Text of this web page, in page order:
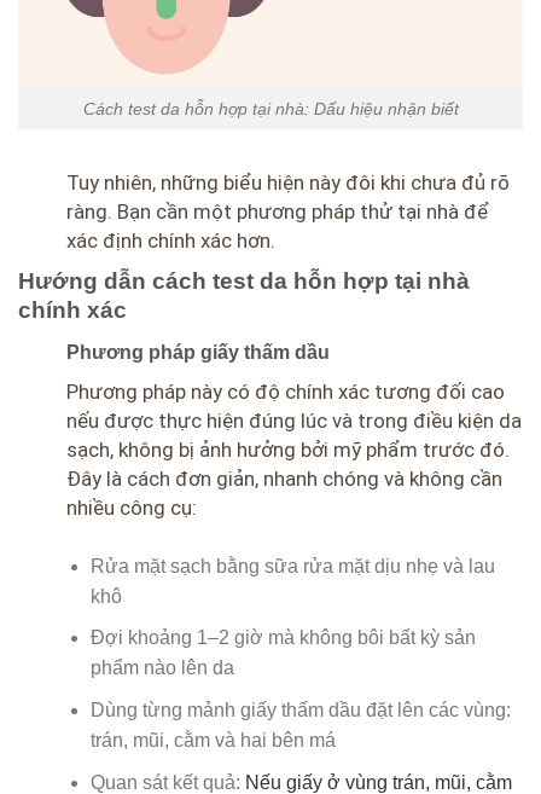
Cách test da hỗn hợp tại nhà: Dấu hiệu nhận biết
Tuy nhiên, những biểu hiện này đôi khi chưa đủ rõ
ràng. Bạn cần một phương pháp thử tại nhà để
xác định chính xác hơn.
Hướng dẫn cách test da hỗn hợp tại nhà
chính xác
Phương pháp giấy thấm dầu
Phương pháp này có độ chính xác tương đối cao
nếu được thực hiện đúng lúc và trong điều kiện da
sạch, không bị ảnh hưởng bởi mỹ phẩm trước đó.
Đây là cách đơn giản, nhanh chóng và không cần
nhiều công cụ:
Rửa mặt sạch bằng sữa rửa mặt dịu nhẹ và lau
khô
Đợi khoảng 1–2 giờ mà không bôi bất kỳ sản
phẩm nào lên da
Dùng từng mảnh giấy thấm dầu đặt lên các vùng:
trán, mũi, cằm và hai bên má
Quan sát kết quả: Nếu giấy ở vùng trán, mũi, cằm